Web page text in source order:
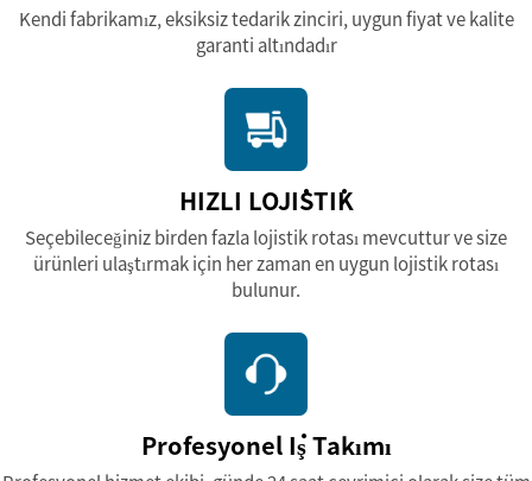
Kendi fabrikamız, eksiksiz tedarik zinciri, uygun fiyat ve kalite
garanti altındadır
HIZLI LOJİSTİK
Seçebileceğiniz birden fazla lojistik rotası mevcuttur ve size
ürünleri ulaştırmak için her zaman en uygun lojistik rotası
bulunur.
Profesyonel İş Takımı